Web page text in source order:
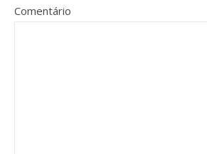
Comentário